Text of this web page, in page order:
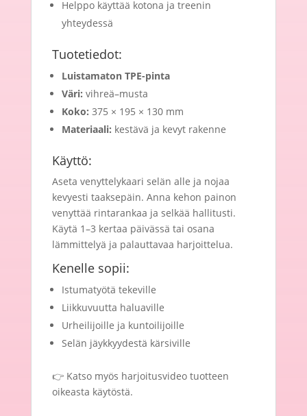
Helppo käyttää kotona ja treenin
yhteydessä
Tuotetiedot:
Luistamaton TPE-pinta
Väri: vihreä–musta
Koko: 375 × 195 × 130 mm
Materiaali: kestävä ja kevyt rakenne
Käyttö:
Aseta venyttelykaari selän alle ja nojaa
kevyesti taaksepäin. Anna kehon painon
venyttää rintarankaa ja selkää hallitusti.
Käytä 1–3 kertaa päivässä tai osana
lämmittelyä ja palauttavaa harjoittelua.
Kenelle sopii:
Istumatyötä tekeville
Liikkuvuutta haluaville
Urheilijoille ja kuntoilijoille
Selän jäykkyydestä kärsiville
👉 Katso myös harjoitusvideo tuotteen
oikeasta käytöstä.